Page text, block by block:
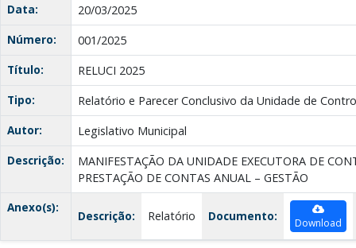
Data:
20/03/2025
Número:
001/2025
Título:
RELUCI 2025
Tipo:
Relatório e Parecer Conclusivo da Unidade de
Autor:
Legislativo Municipal
Descrição:
MANIFESTAÇÃO DA UNIDADE EXECUTORA DE
PRESTAÇÃO DE CONTAS ANUAL – GESTÃO
Anexo(s):
Descrição: Relatório Documento: Download